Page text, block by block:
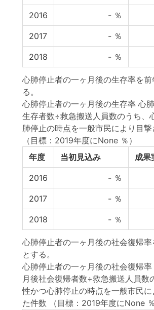
2016 - ％
2017 - ％
2018 - ％
心肺停止者の一ヶ月後の生存率を
る。
心肺停止者の一ヶ月後の生存率 心
生存者数÷救急搬送人員数のうち、
肺停止の時点を一般市民により目
（目標：2019年度にNone ％）
年度
当初見込み 成果
2016 - ％
2017 - ％
2018 - ％
心肺停止者の一ヶ月後の社会復帰
とする。
心肺停止者の一ヶ月後の社会復帰
月後社会復帰者数÷救急搬送人員数
性かつ心肺停止の時点を一般市民
た件数
（目標：2019年度にNone ％